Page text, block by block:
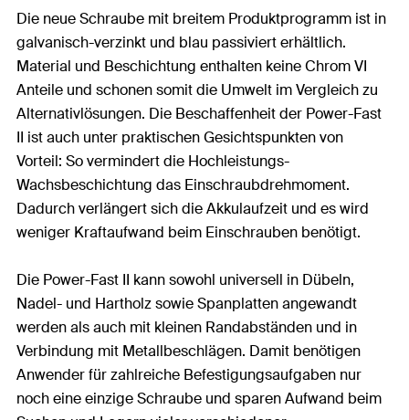
Die neue Schraube mit breitem Produktprogramm ist in
galvanisch-verzinkt und blau passiviert erhältlich.
Material und Beschichtung enthalten keine Chrom VI
Anteile und schonen somit die Umwelt im Vergleich zu
Alternativlösungen. Die Beschaffenheit der Power-Fast
II ist auch unter praktischen Gesichtspunkten von
Vorteil: So vermindert die Hochleistungs-
Wachsbeschichtung das Einschraubdrehmoment.
Dadurch verlängert sich die Akkulaufzeit und es wird
weniger Kraftaufwand beim Einschrauben benötigt.
Die Power-Fast II kann sowohl universell in Dübeln,
Nadel- und Hartholz sowie Spanplatten angewandt
werden als auch mit kleinen Randabständen und in
Verbindung mit Metallbeschlägen. Damit benötigen
Anwender für zahlreiche Befestigungsaufgaben nur
noch eine einzige Schraube und sparen Aufwand beim